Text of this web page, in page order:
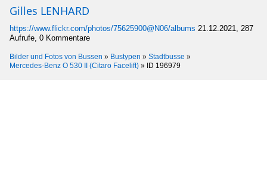
Gilles LENHARD
https://www.flickr.com/photos/75625900@N06/albums 21.12.2021, 287
Aufrufe, 0 Kommentare
Bilder und Fotos von Bussen » Bustypen » Stadtbusse »
Mercedes-Benz O 530 II (Citaro Facelift) » ID 196979